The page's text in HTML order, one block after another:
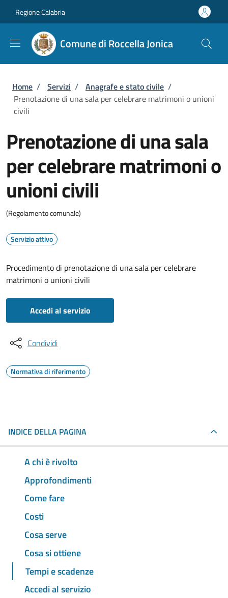
Regione Calabria
Comune di Roccella Jonica
Briciole di pane
Home / Servizi / Anagrafe e stato civile /
Prenotazione di una sala per celebrare matrimoni o unioni
civili
Prenotazione di una sala
per celebrare matrimoni o
unioni civili
(Regolamento comunale)
Servizio attivo
Procedimento di prenotazione di una sala per celebrare
matrimoni o unioni civili
Accedi al servizio
Condividi
Normativa di riferimento
INDICE DELLA PAGINA
A chi è rivolto
Approfondimenti
Come fare
Costi
Cosa serve
Cosa si ottiene
Tempi e scadenze
Accedi al servizio